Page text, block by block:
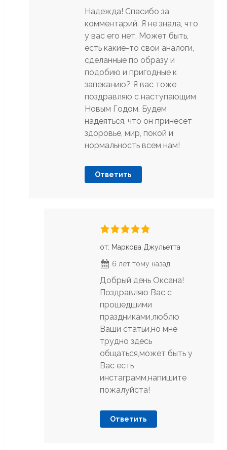
Надежда! Спасибо за
комментарий. Я не знала, что
у вас его нет. Может быть,
есть какие-то свои аналоги,
сделанные по образу и
подобию и пригодные к
запеканию? Я вас тоже
поздравляю с наступающим
Новым Годом. Будем
надеяться, что он принесет
здоровье, мир, покой и
нормальность всем нам!
Ответить
от: Маркова Джульетта
6 лет тому назад
Добрый день Оксана!
Поздравляю Вас с
прошедшими
праздниками,люблю
Ваши статьи,но мне
трудно здесь
общаться,может быть у
Вас есть
инстаграмм,напишите
пожалуйста!
Ответить